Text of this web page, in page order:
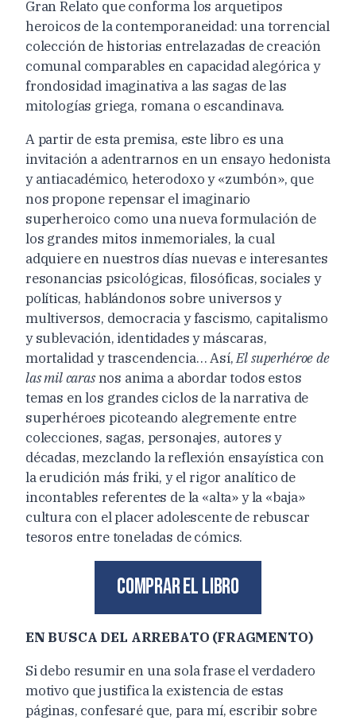
Gran Relato que conforma los arquetipos
heroicos de la contemporaneidad: una torrencial
colección de historias entrelazadas de creación
comunal comparables en capacidad alegórica y
frondosidad imaginativa a las sagas de las
mitologías griega, romana o escandinava.
A partir de esta premisa, este libro es una
invitación a adentrarnos en un ensayo hedonista
y antiacadémico, heterodoxo y «zumbón», que
nos propone repensar el imaginario
superheroico como una nueva formulación de
los grandes mitos inmemoriales, la cual
adquiere en nuestros días nuevas e interesantes
resonancias psicológicas, filosóficas, sociales y
políticas, hablándonos sobre universos y
multiversos, democracia y fascismo, capitalismo
y sublevación, identidades y máscaras,
mortalidad y trascendencia… Así,El superhéroe de
las mil carasnos anima a abordar todos estos
temas en los grandes ciclos de la narrativa de
superhéroes picoteando alegremente entre
colecciones, sagas, personajes, autores y
décadas, mezclando la reflexión ensayística con
la erudición más friki, y el rigor analítico de
incontables referentes de la «alta» y la «baja»
cultura con el placer adolescente de rebuscar
tesoros entre toneladas de cómics.
Comprar el libro
EN BUSCA DEL ARREBATO (FRAGMENTO)
Si debo resumir en una sola frase el verdadero
motivo que justifica la existencia de estas
páginas, confesaré que, para mí, escribir sobre